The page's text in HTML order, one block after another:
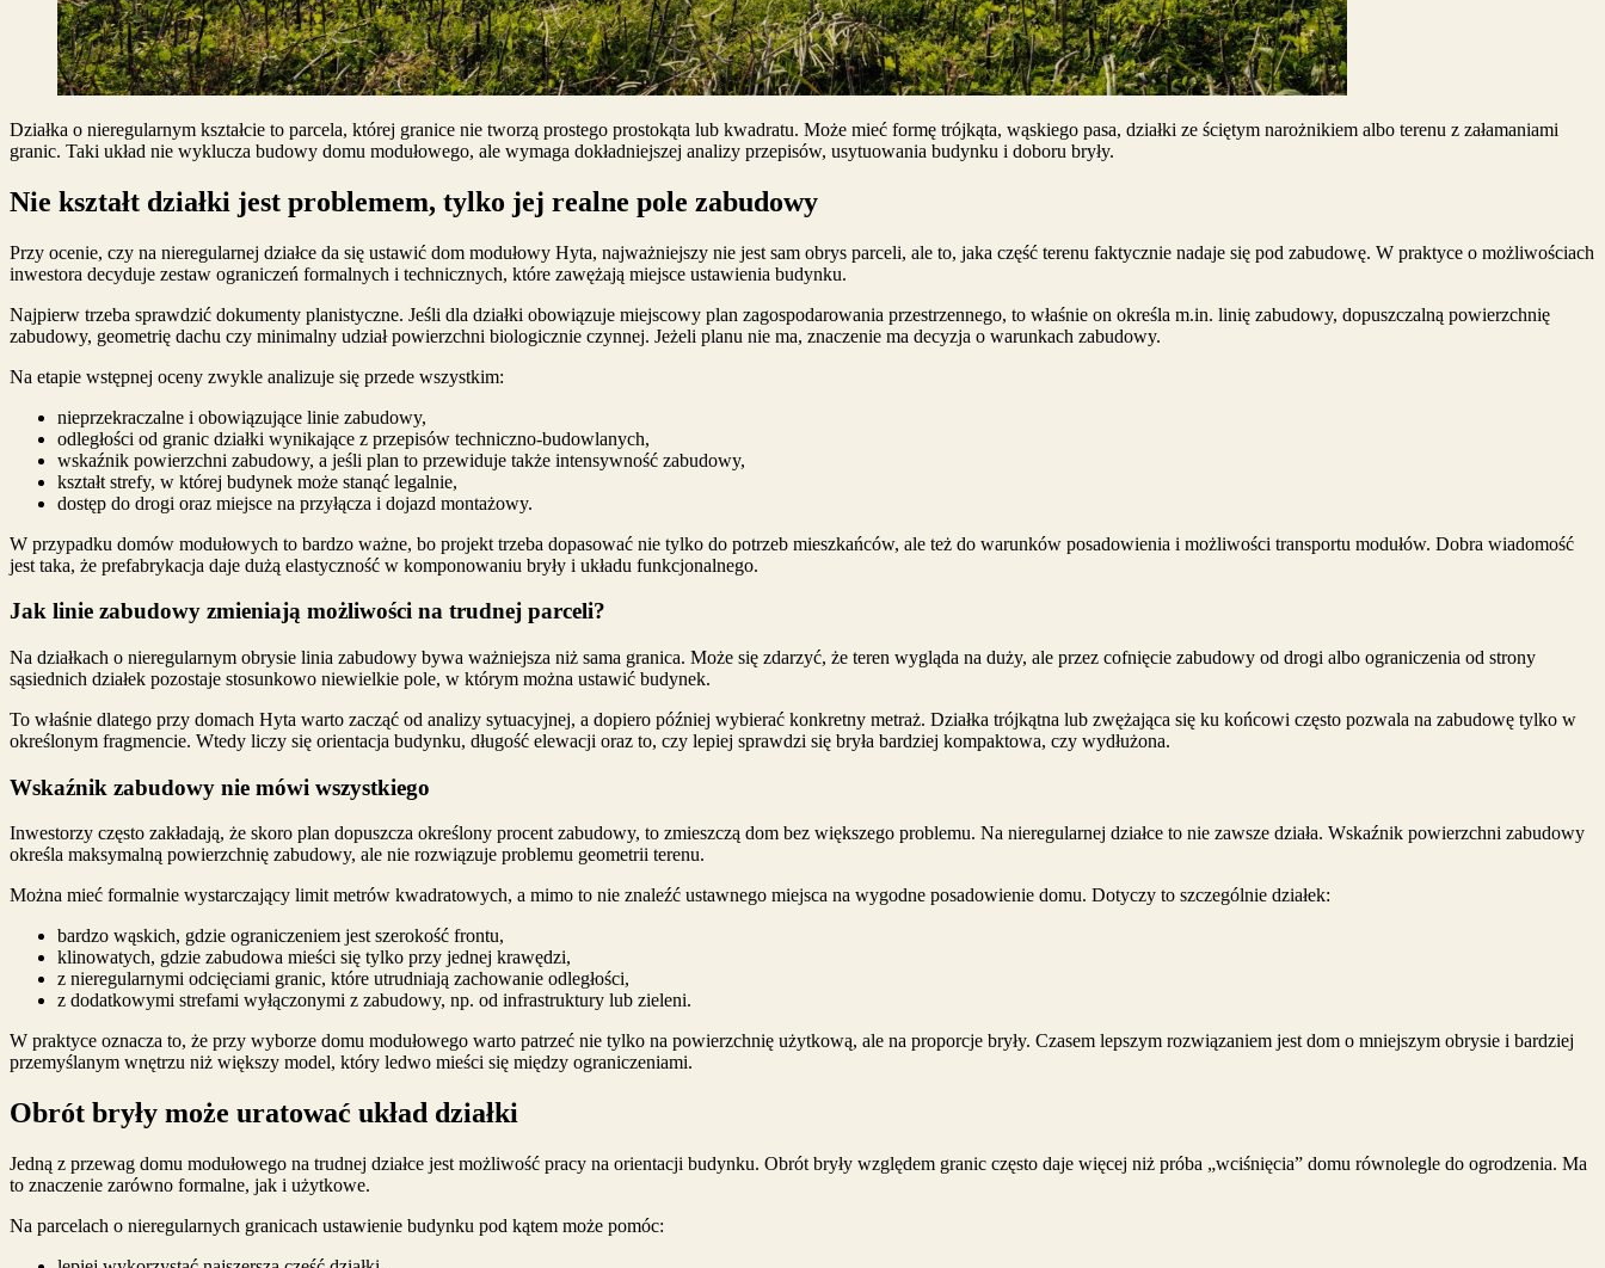
Działka o nieregularnym kształcie to parcela, której granice nie tworzą prostego prostokąta lub kwadratu. Może mieć formę trójkąta, wąskiego pasa, działki ze ściętym narożnikiem albo terenu z załamaniami
granic. Taki układ nie wyklucza budowy domu modułowego, ale wymaga dokładniejszej analizy przepisów, usytuowania budynku i doboru bryły.
Nie kształt działki jest problemem, tylko jej realne pole zabudowy
Przy ocenie, czy na nieregularnej działce da się ustawić dom modułowy Hyta, najważniejszy nie jest sam obrys parceli, ale to, jaka część terenu faktycznie nadaje się pod zabudowę. W praktyce o możliwościach
inwestora decyduje zestaw ograniczeń formalnych i technicznych, które zawężają miejsce ustawienia budynku.
Najpierw trzeba sprawdzić dokumenty planistyczne. Jeśli dla działki obowiązuje miejscowy plan zagospodarowania przestrzennego, to właśnie on określa m.in. linię zabudowy, dopuszczalną powierzchnię
zabudowy, geometrię dachu czy minimalny udział powierzchni biologicznie czynnej. Jeżeli planu nie ma, znaczenie ma decyzja o warunkach zabudowy.
Na etapie wstępnej oceny zwykle analizuje się przede wszystkim:
nieprzekraczalne i obowiązujące linie zabudowy,
odległości od granic działki wynikające z przepisów techniczno-budowlanych,
wskaźnik powierzchni zabudowy, a jeśli plan to przewiduje także intensywność zabudowy,
kształt strefy, w której budynek może stanąć legalnie,
dostęp do drogi oraz miejsce na przyłącza i dojazd montażowy.
W przypadku domów modułowych to bardzo ważne, bo projekt trzeba dopasować nie tylko do potrzeb mieszkańców, ale też do warunków posadowienia i możliwości transportu modułów. Dobra wiadomość
jest taka, że prefabrykacja daje dużą elastyczność w komponowaniu bryły i układu funkcjonalnego.
Jak linie zabudowy zmieniają możliwości na trudnej parceli?
Na działkach o nieregularnym obrysie linia zabudowy bywa ważniejsza niż sama granica. Może się zdarzyć, że teren wygląda na duży, ale przez cofnięcie zabudowy od drogi albo ograniczenia od strony
sąsiednich działek pozostaje stosunkowo niewielkie pole, w którym można ustawić budynek.
To właśnie dlatego przy domach Hyta warto zacząć od analizy sytuacyjnej, a dopiero później wybierać konkretny metraż. Działka trójkątna lub zwężająca się ku końcowi często pozwala na zabudowę tylko w
określonym fragmencie. Wtedy liczy się orientacja budynku, długość elewacji oraz to, czy lepiej sprawdzi się bryła bardziej kompaktowa, czy wydłużona.
Wskaźnik zabudowy nie mówi wszystkiego
Inwestorzy często zakładają, że skoro plan dopuszcza określony procent zabudowy, to zmieszczą dom bez większego problemu. Na nieregularnej działce to nie zawsze działa. Wskaźnik powierzchni zabudowy
określa maksymalną powierzchnię zabudowy, ale nie rozwiązuje problemu geometrii terenu.
Można mieć formalnie wystarczający limit metrów kwadratowych, a mimo to nie znaleźć ustawnego miejsca na wygodne posadowienie domu. Dotyczy to szczególnie działek:
bardzo wąskich, gdzie ograniczeniem jest szerokość frontu,
klinowatych, gdzie zabudowa mieści się tylko przy jednej krawędzi,
z nieregularnymi odcięciami granic, które utrudniają zachowanie odległości,
z dodatkowymi strefami wyłączonymi z zabudowy, np. od infrastruktury lub zieleni.
W praktyce oznacza to, że przy wyborze domu modułowego warto patrzeć nie tylko na powierzchnię użytkową, ale na proporcje bryły. Czasem lepszym rozwiązaniem jest dom o mniejszym obrysie i bardziej
przemyślanym wnętrzu niż większy model, który ledwo mieści się między ograniczeniami.
Obrót bryły może uratować układ działki
Jedną z przewag domu modułowego na trudnej działce jest możliwość pracy na orientacji budynku. Obrót bryły względem granic często daje więcej niż próba „wciśnięcia” domu równolegle do ogrodzenia. Ma
to znaczenie zarówno formalne, jak i użytkowe.
Na parcelach o nieregularnych granicach ustawienie budynku pod kątem może pomóc: